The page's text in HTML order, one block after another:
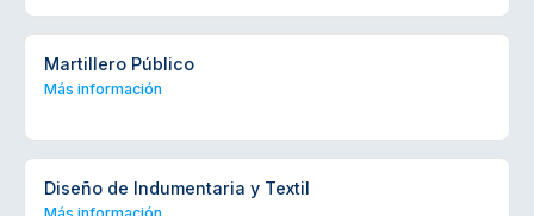
Martillero Público
Más información
Diseño de Indumentaria y Textil